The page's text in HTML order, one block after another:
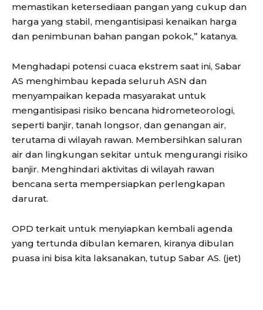
memastikan ketersediaan pangan yang cukup dan
harga yang stabil, mengantisipasi kenaikan harga
dan penimbunan bahan pangan pokok,” katanya.
Menghadapi potensi cuaca ekstrem saat ini, Sabar
AS menghimbau kepada seluruh ASN dan
menyampaikan kepada masyarakat untuk
mengantisipasi risiko bencana hidrometeorologi,
seperti banjir, tanah longsor, dan genangan air,
terutama di wilayah rawan. Membersihkan saluran
air dan lingkungan sekitar untuk mengurangi risiko
banjir. Menghindari aktivitas di wilayah rawan
bencana serta mempersiapkan perlengkapan
darurat.
OPD terkait untuk menyiapkan kembali agenda
yang tertunda dibulan kemaren, kiranya dibulan
puasa ini bisa kita laksanakan, tutup Sabar AS. (jet)